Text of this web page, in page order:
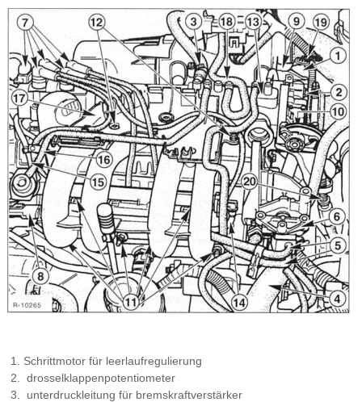
Schrittmotor für leerlaufregulierung
drosselklappenpotentiometer
unterdruckleitung für bremskraftverstärker